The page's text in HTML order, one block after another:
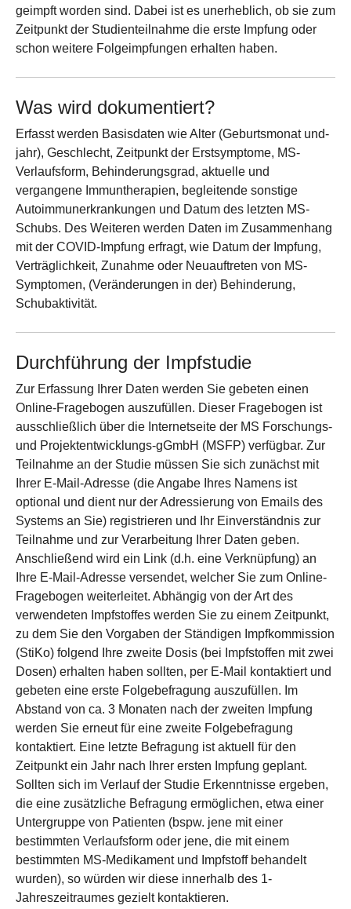
geimpft worden sind. Dabei ist es unerheblich, ob sie zum
Zeitpunkt der Studienteilnahme die erste Impfung oder
schon weitere Folgeimpfungen erhalten haben.
Was wird dokumentiert?
Erfasst werden Basisdaten wie Alter (Geburtsmonat und-
jahr), Geschlecht, Zeitpunkt der Erstsymptome, MS-
Verlaufsform, Behinderungsgrad, aktuelle und
vergangene Immuntherapien, begleitende sonstige
Autoimmunerkrankungen und Datum des letzten MS-
Schubs. Des Weiteren werden Daten im Zusammenhang
mit der COVID-Impfung erfragt, wie Datum der Impfung,
Verträglichkeit, Zunahme oder Neuauftreten von MS-
Symptomen, (Veränderungen in der) Behinderung,
Schubaktivität.
Durchführung der Impfstudie
Zur Erfassung Ihrer Daten werden Sie gebeten einen
Online-Fragebogen auszufüllen. Dieser Fragebogen ist
ausschließlich über die Internetseite der MS Forschungs-
und Projektentwicklungs-gGmbH (MSFP) verfügbar. Zur
Teilnahme an der Studie müssen Sie sich zunächst mit
Ihrer E-Mail-Adresse (die Angabe Ihres Namens ist
optional und dient nur der Adressierung von Emails des
Systems an Sie) registrieren und Ihr Einverständnis zur
Teilnahme und zur Verarbeitung Ihrer Daten geben.
Anschließend wird ein Link (d.h. eine Verknüpfung) an
Ihre E-Mail-Adresse versendet, welcher Sie zum Online-
Fragebogen weiterleitet. Abhängig von der Art des
verwendeten Impfstoffes werden Sie zu einem Zeitpunkt,
zu dem Sie den Vorgaben der Ständigen Impfkommission
(StiKo) folgend Ihre zweite Dosis (bei Impfstoffen mit zwei
Dosen) erhalten haben sollten, per E-Mail kontaktiert und
gebeten eine erste Folgebefragung auszufüllen. Im
Abstand von ca. 3 Monaten nach der zweiten Impfung
werden Sie erneut für eine zweite Folgebefragung
kontaktiert. Eine letzte Befragung ist aktuell für den
Zeitpunkt ein Jahr nach Ihrer ersten Impfung geplant.
Sollten sich im Verlauf der Studie Erkenntnisse ergeben,
die eine zusätzliche Befragung ermöglichen, etwa einer
Untergruppe von Patienten (bspw. jene mit einer
bestimmten Verlaufsform oder jene, die mit einem
bestimmten MS-Medikament und Impfstoff behandelt
wurden), so würden wir diese innerhalb des 1-
Jahreszeitraumes gezielt kontaktieren.